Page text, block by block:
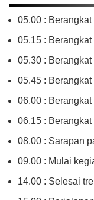
05.00 :
05.15 :
05.30 :
05.45 :
06.00 :
06.15 :
08.00 : Sarapan
09.00 : Mulai
14.00 : Selesai